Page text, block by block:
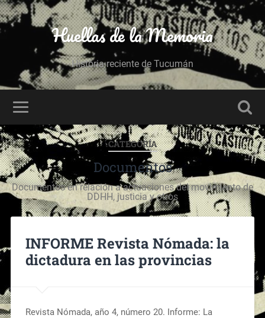
Huellas de la Memoria
Historia reciente de Tucumán
CATEGORÍA
Documentos
Documentos en relación a actuaciones del movimiento de
DDHH, justicia y otros
INFORME Revista Nómada: la
dictadura en las provincias
Revista Nómada, año 4, número 20. Informe: La